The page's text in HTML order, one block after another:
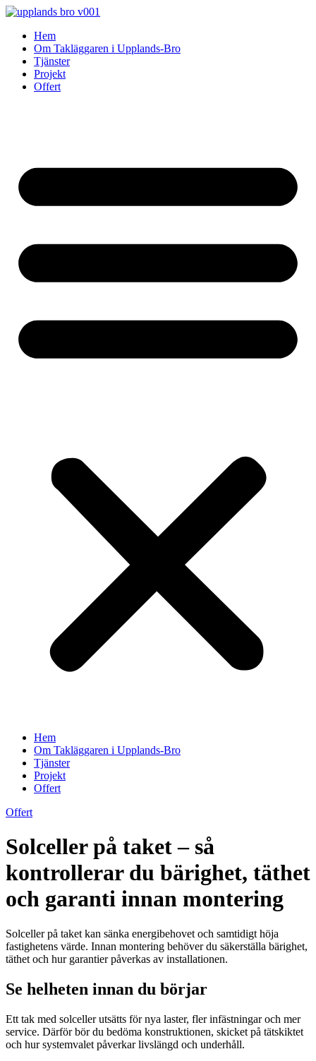
Skip
contentHem
Om Takläggaren i Upplands-Bro
Tjänster
Projekt
Offert
Hem
Om Takläggaren i Upplands-Bro
Tjänster
Projekt
Offert
Offert
Solceller på taket – så
kontrollerar du bärighet, täthet
och garanti innan montering
Solceller på taket kan sänka energibehovet och samtidigt höja
fastighetens värde. Innan montering behöver du säkerställa bärighet,
täthet och hur garantier påverkas av installationen.
Se helheten innan du börjar
Ett tak med solceller utsätts för nya laster, fler infästningar och mer
service. Därför bör du bedöma konstruktionen, skicket på tätskiktet
och hur systemvalet påverkar livslängd och underhåll.